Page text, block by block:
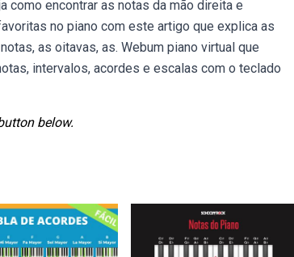
como encontrar as notas da mão direita e
no piano com este artigo que explica as
as oitavas, as. Webum piano virtual que
intervalos, acordes e escalas com o teclado
below.